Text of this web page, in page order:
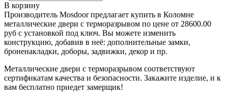
В корзину
Производитель Mosdoor предлагает купить в Коломне
металлические двери с терморазрывом по цене от 28600.00
руб с установкой под ключ. Вы можете изменить
конструкцию, добавив в неё: дополнительные замки,
броненакладки, доборы, задвижки, декор и пр.
Металлические двери с терморазрывом соответствуют
сертификатам качества и безопасности. Закажите изделие, и к
вам бесплатно приедет замерщик!